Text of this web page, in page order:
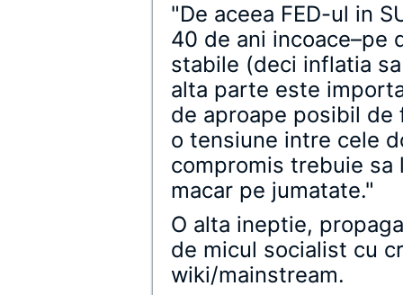
"De aceea FED-ul in
40 de ani incoace–pe
stabile (deci inflatia
alta parte este
de aproape posibil
o tensiune intre cele
compromis trebuie sa
macar pe jumatate."
O alta ineptie,
de micul socialist cu
wiki/mainstream.